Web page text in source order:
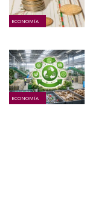
ECONOMÍA
ECONOMÍA